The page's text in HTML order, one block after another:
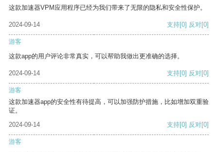
这款加速器VPM应用程序已经为我们带来了无限的隐私和安全性保护。
2024-09-14 支持[0] 反对[0]
游客
这款app的用户评论非常真实，可以帮助我做出更准确的选择。
2024-09-14 支持[0] 反对[0]
游客
这款加速器app的安全性有待提高，可以加强防护措施，比如增加双重验
证。
2024-09-14
支持[0] 反对[0]
游客